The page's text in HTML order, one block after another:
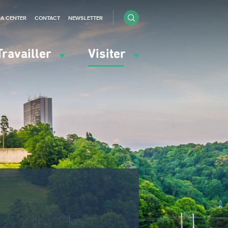
Visiter
CENTER CONTACT NEWSLETTER